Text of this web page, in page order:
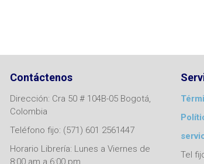
Contáctenos
Dirección: Cra 50 # 104B-05 Bogotá,
Colombia
Teléfono fijo: (571) 601 2561447
Horario Librería: Lunes a Viernes de
8:00 am a 6:00 pm
Tel